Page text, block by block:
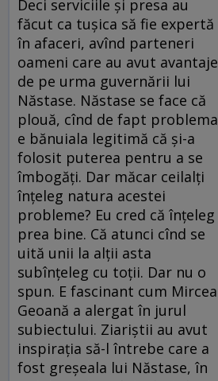
Deci serviciile şi presa au
făcut ca tuşica să fie expertă
în afaceri, avînd parteneri
oameni care au avut avantaje
de pe urma guvernării lui
Năstase. Năstase se face că
plouă, cînd de fapt problema
e bănuiala legitimă că şi-a
folosit puterea pentru a se
îmbogăţi. Dar măcar ceilalţi
înţeleg natura acestei
probleme? Eu cred că înţeleg
prea bine. Că atunci cînd se
uită unii la alţii asta
subînţeleg cu toţii. Dar nu o
spun. E fascinant cum Mircea
Geoană a alergat în jurul
subiectului. Ziariştii au avut
inspiraţia să-l întrebe care a
fost greşeala lui Năstase, în